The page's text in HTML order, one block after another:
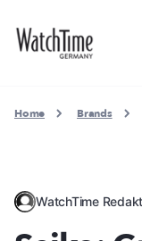
Home Brands
WatchTime